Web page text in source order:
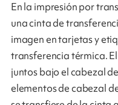
En la impresión por
una cinta de
imagen en tarjetas y
transferencia térmica.
juntos bajo el cabezal
elementos de cabezal